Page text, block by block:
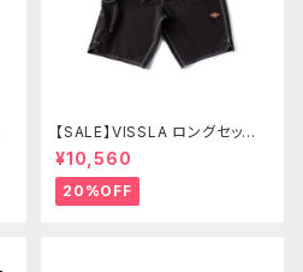
【SALE】VISSLA ロングセッツ
21 サーフパンツ 水着 ヴィスラ
ボードショーツ
¥10,560
20%OFF